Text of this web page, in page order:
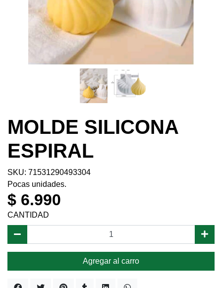
MOLDE SILICONA
ESPIRAL
SKU: 71531290493304
Pocas unidades.
$ 6.990
CANTIDAD
Agregar al carro